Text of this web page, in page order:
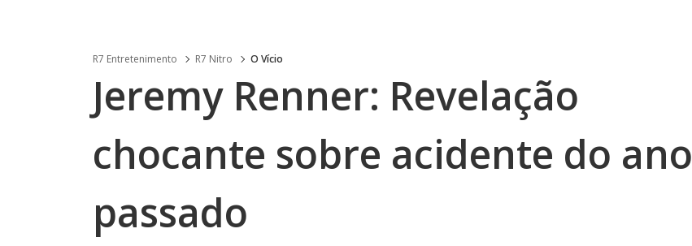
R7 Entretenimento R7 Nitro O Vício
Jeremy Renner: Revelação
chocante sobre acidente do ano
passado